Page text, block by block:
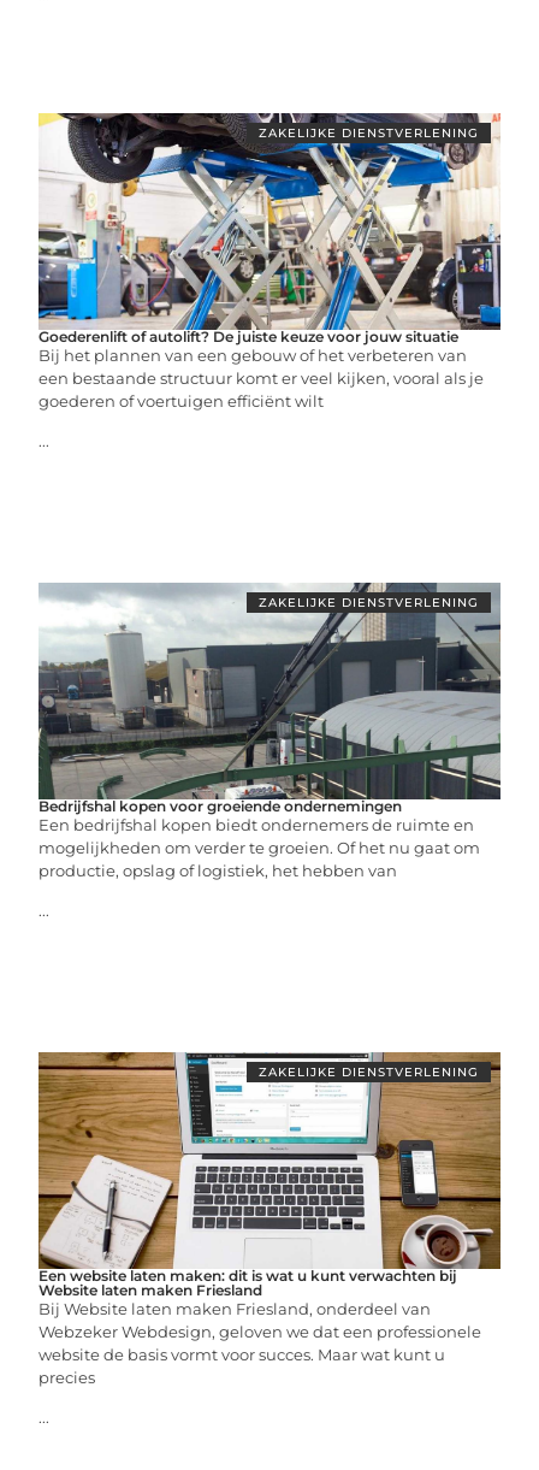
ZAKELIJKE DIENSTVERLENING
Goederenlift of autolift? De juiste keuze voor jouw situatie
Bij het plannen van een gebouw of het verbeteren van
een bestaande structuur komt er veel kijken, vooral als je
goederen of voertuigen efficiënt wilt
...
ZAKELIJKE DIENSTVERLENING
Bedrijfshal kopen voor groeiende ondernemingen
Een bedrijfshal kopen biedt ondernemers de ruimte en
mogelijkheden om verder te groeien. Of het nu gaat om
productie, opslag of logistiek, het hebben van
...
ZAKELIJKE DIENSTVERLENING
Een website laten maken: dit is wat u kunt verwachten bij
Website laten maken Friesland
Bij Website laten maken Friesland, onderdeel van
Webzeker Webdesign, geloven we dat een professionele
website de basis vormt voor succes. Maar wat kunt u
precies
...